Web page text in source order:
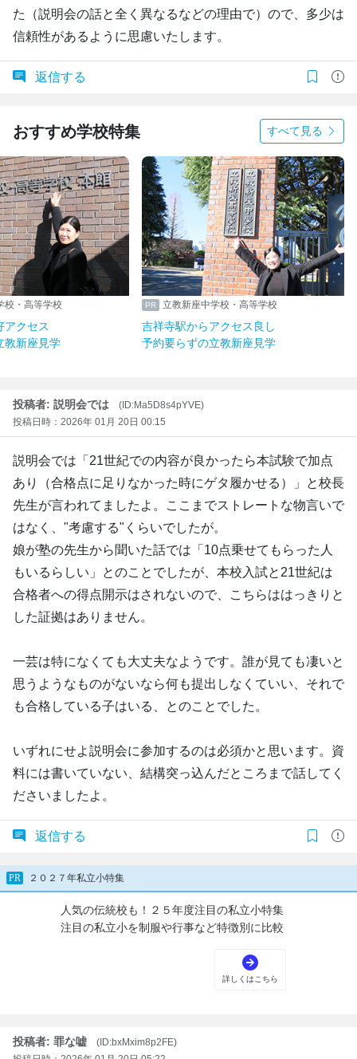
た（説明会の話と全く異なるなどの理由で）ので、多少は
信頼性があるように思慮いたします。
返信する
おすすめ学校特集 すべて見る
校・高等学校
アクセス
教新座見学
立教新座中学校・高等学校
吉祥寺駅からアクセス良し
予約要らずの立教新座見学
投稿者: 説明会では
(ID:Ma5D8s4pYVE)
投稿日時：2026年 01月 20日 00:15
説明会では「21世紀での内容が良かったら本試験で加点
あり（合格点に足りなかった時にゲタ履かせる）」と校長
先生が言われてましたよ。ここまでストレートな物言いで
はなく、"考慮する"くらいでしたが。
娘が塾の先生から聞いた話では「10点乗せてもらった人
もいるらしい」とのことでしたが、本校入試と21世紀は
合格者への得点開示はされないので、こちらははっきりと
した証拠はありません。
一芸は特になくても大丈夫なようです。誰が見ても凄いと
思うようなものがないなら何も提出しなくていい、それで
も合格している子はいる、とのことでした。
いずれにせよ説明会に参加するのは必須かと思います。資
料には書いていない、結構突っ込んだところまで話してく
ださいましたよ。
返信する
投稿者: 罪な嘘
(ID:bxMxim8p2FE)